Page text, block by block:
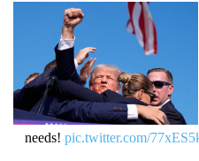
needs! pic.twitter.com/